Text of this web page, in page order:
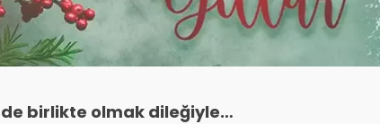
de birlikte olmak dileğiyle…